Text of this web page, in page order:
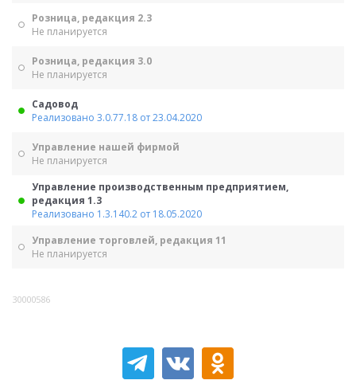
Розница, редакция 2.3
Не планируется
Розница, редакция 3.0
Не планируется
Садовод
Реализовано 3.0.77.18 от 23.04.2020
Управление нашей фирмой
Не планируется
Управление производственным предприятием,
редакция 1.3
Реализовано 1.3.140.2 от 18.05.2020
Управление торговлей, редакция 11
Не планируется
30000586